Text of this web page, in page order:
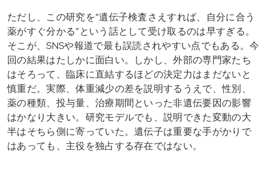
ただし、この研究を“遺伝子検査さえすれば、自分に合う
薬がすぐ分かる”という話として受け取るのは早すぎる。
そこが、SNSや報道で最も誤読されやすい点でもある。今
回の結果はたしかに面白い。しかし、外部の専門家たち
はそろって、臨床に直結するほどの決定力はまだないと
慎重だ。実際、体重減少の差を説明するうえで、性別、
薬の種類、投与量、治療期間といった非遺伝要因の影響
はかなり大きい。研究モデルでも、説明できた変動の大
半はそちら側に寄っていた。遺伝子は重要な手がかりで
はあっても、主役を独占する存在ではない。